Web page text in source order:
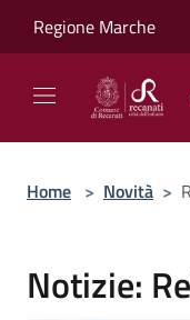
Regione Marche
Home > Novità >
Notizie: